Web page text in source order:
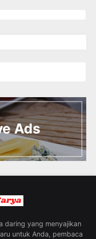
Ads
daring yang menyajikan
untuk Anda, pembaca